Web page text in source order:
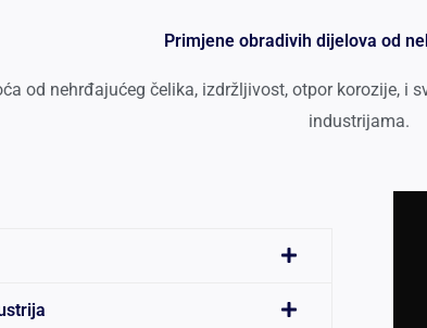
Primjene obradivih dijelova od
od nehrđajućeg čelika, izdržljivost, otpor korozije, i
industrijama.